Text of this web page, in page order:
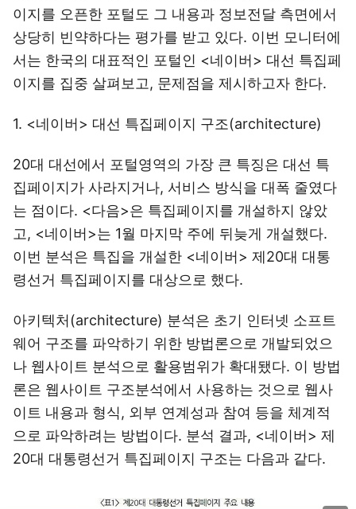
이지를 오픈한 포털도 그 내용과 정보전달 측면에서
상당히 빈약하다는 평가를 받고 있다. 이번 모니터에
서는 한국의 대표적인 포털인 <네이버> 대선 특집페
이지를 집중 살펴보고, 문제점을 제시하고자 한다.
1. <네이버> 대선 특집페이지 구조(architecture)
20대 대선에서 포털영역의 가장 큰 특징은 대선 특
집페이지가 사라지거나, 서비스 방식을 대폭 줄였다
는 점이다. <다음>은 특집페이지를 개설하지 않았
고, <네이버>는 1월 마지막 주에 뒤늦게 개설했다.
이번 분석은 특집을 개설한 <네이버> 제20대 대통
령선거 특집페이지를 대상으로 했다.
아키텍처(architecture) 분석은 초기 인터넷 소프트
웨어 구조를 파악하기 위한 방법론으로 개발되었으
나 웹사이트 분석으로 활용범위가 확대됐다. 이 방법
론은 웹사이트 구조분석에서 사용하는 것으로 웹사
이트 내용과 형식, 외부 연계성과 참여 등을 체계적
으로 파악하려는 방법이다. 분석 결과, <네이버> 제
20대 대통령선거 특집페이지 구조는 다음과 같다.